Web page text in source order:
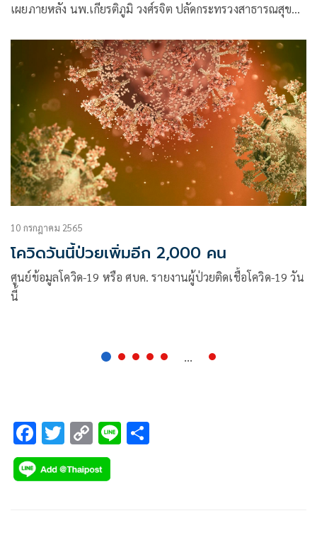
เผยภายหลัง นพ.เกียรติภูมิ วงศ์รจิต ปลัดกระทรวงสาธารณสุข
10 กรกฎาคม 2565
โควิดวันนี้ป่วยเพิ่มอีก 2,000 คน
ศูนย์ข้อมูลโควิด-19 หรือ ศบค. รายงานผู้ป่วยติดเชื้อโควิด-19 วัน
นี้
...
F
ac
e
T
wi
tt
C
o
p
Li